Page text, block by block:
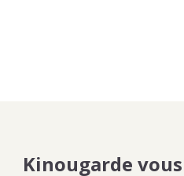
Kinougarde vous